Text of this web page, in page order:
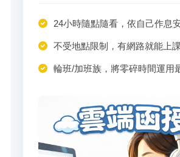
24小時隨點隨看，依自己作息
不受地點限制，有網路就能上課
輪班/加班族，將零碎時間運用